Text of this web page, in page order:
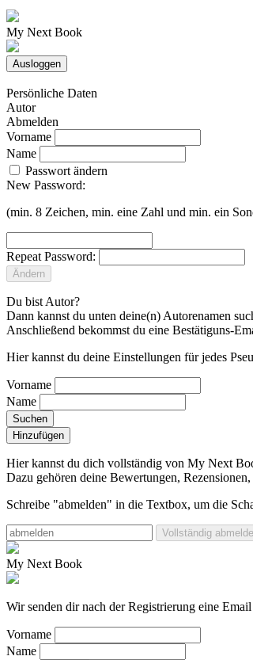
My Next Book
Ausloggen
Persönliche Daten
Autor
Abmelden
Vorname
Name
Passwort ändern
New Password:
(min. 8 Zeichen, min. eine Zahl und min. ein
Repeat Password:
Ändern
Du bist Autor?
Dann kannst du unten deine(n) Autorenamen
Anschließend bekommst du eine Bestätiguns-
Hier kannst du deine Einstellungen für jedes
Vorname
Name
Suchen
Hinzufügen
Hier kannst du dich vollständig von My Next
Dazu gehören deine Bewertungen,
Schreibe "abmelden" in die Textbox, um die
Vollständig
My Next Book
Wir senden dir nach der Registrierung eine
Vorname
Name